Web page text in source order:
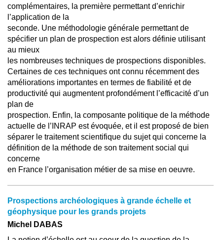
complémentaires, la première permettant d’enrichir
l’application de la
seconde. Une méthodologie générale permettant de
spécifier un plan de prospection est alors définie utilisant
au mieux
les nombreuses techniques de prospections disponibles.
Certaines de ces techniques ont connu récemment des
améliorations importantes en termes de fiabilité et de
productivité qui augmentent profondément l’efficacité d’un
plan de
prospection. Enfin, la composante politique de la méthode
actuelle de l’INRAP est évoquée, et il est proposé de bien
séparer le traitement scientifique du sujet qui concerne la
définition de la méthode de son traitement social qui
concerne
en France l’organisation métier de sa mise en oeuvre.
Prospections archéologiques à grande échelle et
géophysique pour les grands projets
Michel DABAS